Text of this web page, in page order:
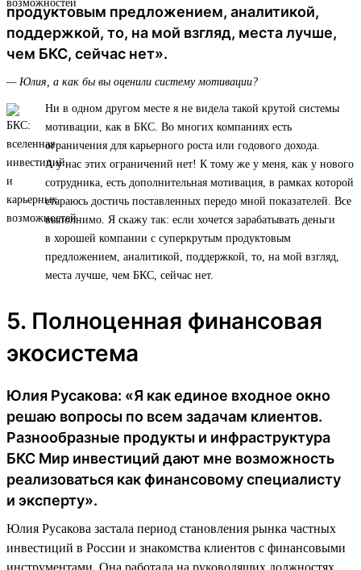
продуктовым предложением, аналитикой,
поддержкой, то, на мой взгляд, места лучше,
чем БКС, сейчас нет».
— Юлия, а как бы вы оценили систему мотивации?
Ни в одном другом месте я не видела такой крутой системы
мотивации, как в БКС. Во многих компаниях есть
ограничения для карьерного роста или годового дохода.
А у нас этих ограничений нет! К тому же у меня, как у нового
сотрудника, есть дополнительная мотивация, в рамках которой
стараюсь достичь поставленных передо мной показателей. Все
выполнимо. Я скажу так: если хочется зарабатывать деньги
в хорошей компании с суперкрутым продуктовым
предложением, аналитикой, поддержкой, то, на мой взгляд,
места лучше, чем БКС, сейчас нет.
5. Полноценная финансовая
экосистема
Юлия Русакова: «Я как единое входное окно
решаю вопросы по всем задачам клиентов.
Разнообразные продукты и инфраструктура
БКС Мир инвестиций дают мне возможность
реализоваться как финансовому специалисту
и эксперту».
Юлия Русакова застала период становления рынка частных
инвестиций в России и знакомства клиентов с финансовыми
инструментами. Она работала на руководящих должностях